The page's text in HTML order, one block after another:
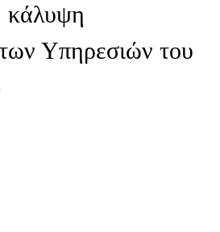
κάλυψη
Υπηρεσιών του